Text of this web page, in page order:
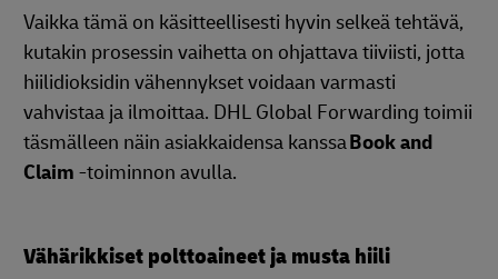
Vaikka tämä on käsitteellisesti hyvin selkeä tehtävä,
kutakin prosessin vaihetta on ohjattava tiiviisti, jotta
hiilidioksidin vähennykset voidaan varmasti
vahvistaa ja ilmoittaa. DHL Global Forwarding toimii
täsmälleen näin asiakkaidensa kanssaBook and
Claim -toiminnon avulla.
Vähärikkiset polttoaineet ja musta hiili